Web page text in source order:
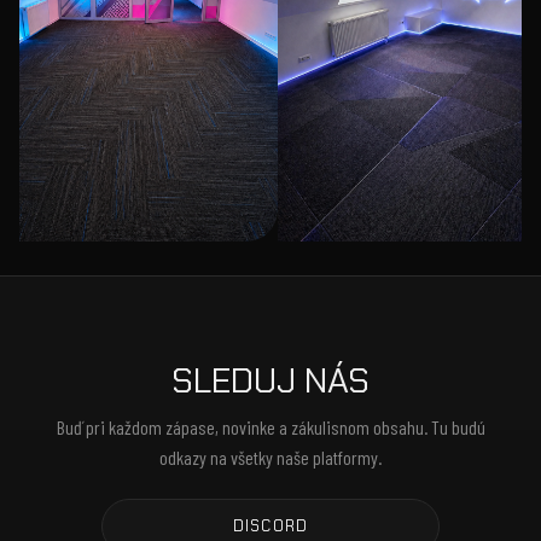
SLEDUJ NÁS
Buď pri každom zápase, novinke a zákulisnom obsahu. Tu budú
odkazy na všetky naše platformy.
DISCORD